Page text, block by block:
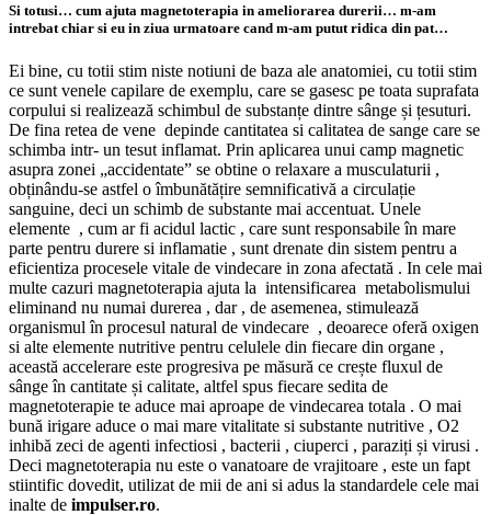
Si totusi… cum ajuta magnetoterapia in ameliorarea durerii… m-am
intrebat chiar si eu in ziua urmatoare cand m-am putut ridica din pat…
Ei bine, cu totii stim niste notiuni de baza ale anatomiei, cu totii stim
ce sunt venele capilare de exemplu, care se gasesc pe toata suprafata
corpului si realizează schimbul de substanțe dintre sânge și țesuturi.
De fina retea de vene depinde cantitatea si calitatea de sange care se
schimba intr- un tesut inflamat. Prin aplicarea unui camp magnetic
asupra zonei „accidentate” se obtine o relaxare a musculaturii ,
obținându-se astfel o îmbunătățire semnificativă a circulație
sanguine, deci un schimb de substante mai accentuat. Unele
elemente , cum ar fi acidul lactic , care sunt responsabile în mare
parte pentru durere si inflamatie , sunt drenate din sistem pentru a
eficientiza procesele vitale de vindecare in zona afectată . In cele mai
multe cazuri magnetoterapia ajuta la intensificarea metabolismului
eliminand nu numai durerea , dar , de asemenea, stimulează
organismul în procesul natural de vindecare , deoarece oferă oxigen
si alte elemente nutritive pentru celulele din fiecare din organe ,
această accelerare este progresiva pe măsură ce crește fluxul de
sânge în cantitate și calitate, altfel spus fiecare sedita de
magnetoterapie te aduce mai aproape de vindecarea totala . O mai
bună irigare aduce o mai mare vitalitate si substante nutritive , O2
inhibă zeci de agenti infectiosi , bacterii , ciuperci , paraziți și virusi .
Deci magnetoterapia nu este o vanatoare de vrajitoare , este un fapt
stiintific dovedit, utilizat de mii de ani si adus la standardele cele mai
inalte de impulser.ro.